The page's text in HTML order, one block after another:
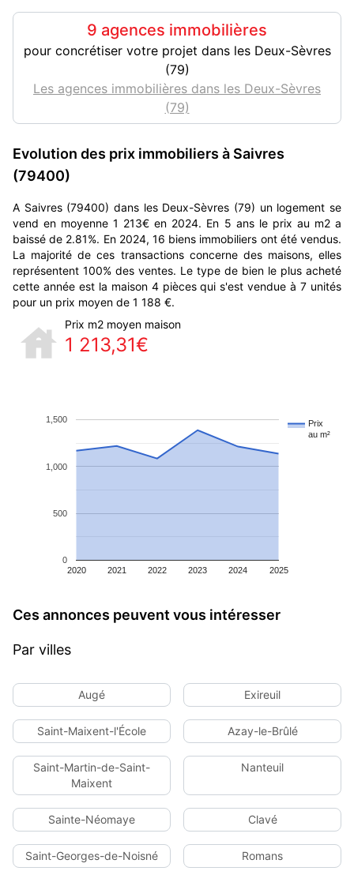
9 agences immobilières
pour concrétiser votre projet dans les Deux-Sèvres
(79)
Les agences immobilières dans les Deux-Sèvres
(79)
Evolution des prix immobiliers à Saivres
(79400)
A Saivres (79400) dans les Deux-Sèvres (79) un logement se
vend en moyenne 1 213€ en 2024. En 5 ans le prix au m2 a
baissé de 2.81%. En 2024, 16 biens immobiliers ont été vendus.
La majorité de ces transactions concerne des maisons, elles
représentent 100% des ventes. Le type de bien le plus acheté
cette année est la maison 4 pièces qui s'est vendue à 7 unités
pour un prix moyen de 1 188 €.
Prix m2 moyen maison
1 213,31€
Prix
au m²
2020 2021 2022 2023 2024 2025
0
500
1,000
1,500
Ces annonces peuvent vous intéresser
Par villes
Augé Exireuil
Saint-Maixent-l'École Azay-le-Brûlé
Saint-Martin-de-Saint-
Maixent
Nanteuil
Sainte-Néomaye Clavé
Saint-Georges-de-Noisné Romans